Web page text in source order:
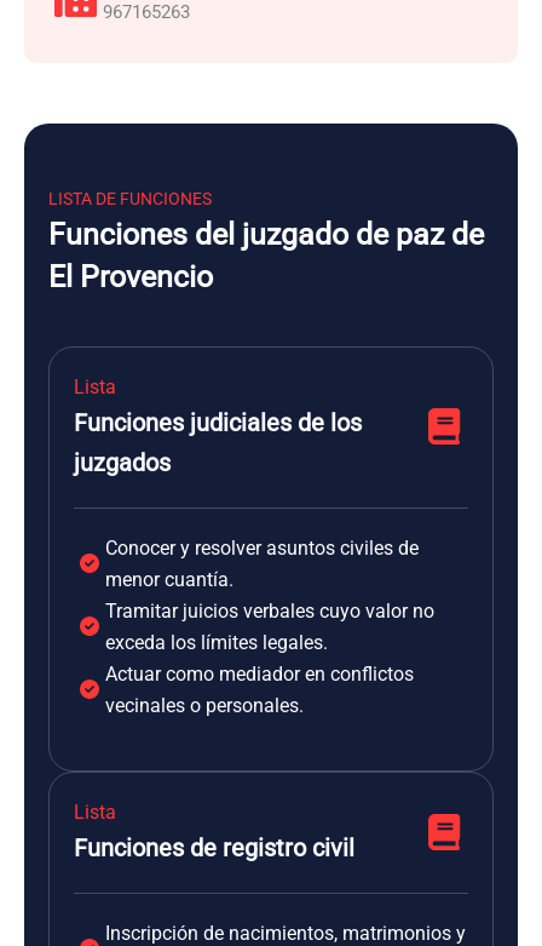
967165263
LISTA DE FUNCIONES
Funciones del juzgado de paz de
El Provencio
Lista
Funciones judiciales de los
juzgados
Conocer y resolver asuntos civiles de
menor cuantía.
Tramitar juicios verbales cuyo valor no
exceda los límites legales.
Actuar como mediador en conflictos
vecinales o personales.
Lista
Funciones de registro civil
Inscripción de nacimientos, matrimonios y